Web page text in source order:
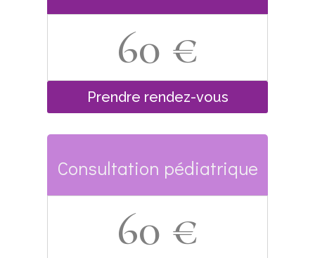
60 €
Prendre rendez-vous
Consultation pédiatrique
60 €